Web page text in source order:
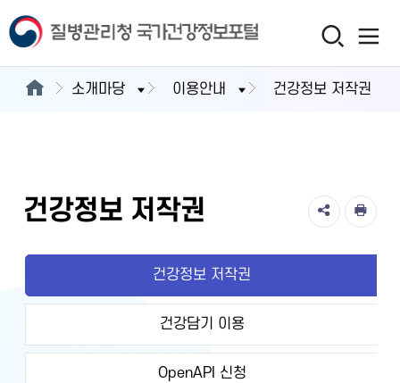
소개마당 이용안내 건강정보 저작권
건강정보 저작권
건강정보 저작권
건강담기 이용
OpenAPI 신청